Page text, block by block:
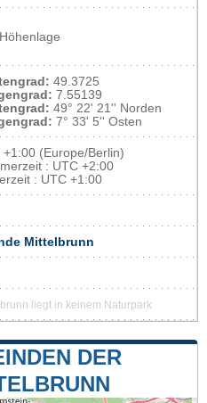
49.3725
7.55139
49° 22' 21'' Norden
7° 33' 5'' Osten
+1:00 (Europe/Berlin)
: UTC +2:00
: UTC +1:00
Mittelbrunn
liegt in keinem Naturpark
DER